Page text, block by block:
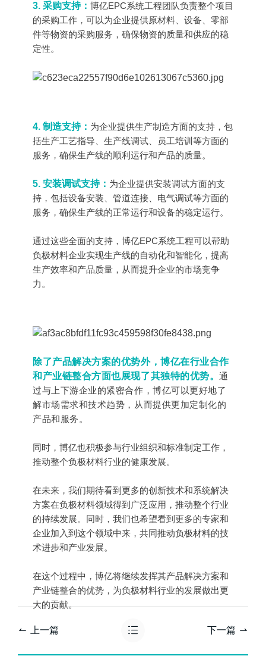
3. 采购支持： 博亿EPC系统工程团队负责整个项目
的采购工作，可以为企业提供原材料、设备、零部
件等物资的采购服务，确保物资的质量和供应的稳
定性。
4. 制造支持： 为企业提供生产制造方面的支持，包
括生产工艺指导、生产线调试、员工培训等方面的
服务，确保生产线的顺利运行和产品的质量。
5. 安装调试支持： 为企业提供安装调试方面的支
持，包括设备安装、管道连接、电气调试等方面的
服务，确保生产线的正常运行和设备的稳定运行。
通过这些全面的支持，博亿EPC系统工程可以帮助
负极材料企业实现生产线的自动化和智能化，提高
生产效率和产品质量，从而提升企业的市场竞争
力。
除了产品解决方案的优势外，博亿在行业合作
和产业链整合方面也展现了其独特的优势。通
过与上下游企业的紧密合作，博亿可以更好地了
解市场需求和技术趋势，从而提供更加定制化的
产品和服务。
同时，博亿也积极参与行业组织和标准制定工作，
推动整个负极材料行业的健康发展。
在未来，我们期待看到更多的创新技术和系统解决
方案在负极材料领域得到广泛应用，推动整个行业
的持续发展。同时，我们也希望看到更多的专家和
企业加入到这个领域中来，共同推动负极材料的技
术进步和产业发展。
在这个过程中，博亿将继续发挥其产品解决方案和
产业链整合的优势，为负极材料行业的发展做出更
大的贡献。
上一篇 下一篇